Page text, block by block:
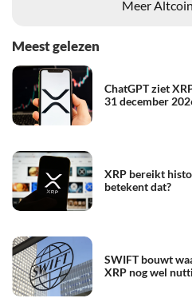
Meer
Meest gelezen
ChatGPT ziet
31 december
XRP bereikt
betekent dat?
SWIFT bouwt
XRP nog wel